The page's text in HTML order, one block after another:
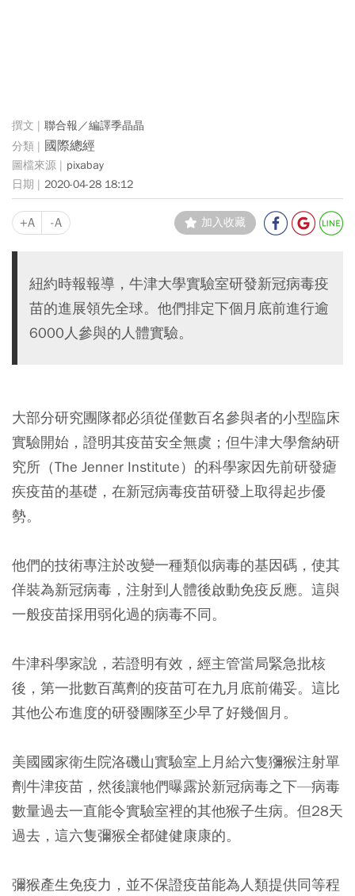
聯合報／編譯季晶晶
國際總經
pixabay
2020-04-28 18:12
+A -A 加入收藏
紐約時報報導，牛津大學實驗室研發新冠病毒疫
苗的進展領先全球。他們排定下個月底前進行逾
6000人參與的人體實驗。
大部分研究團隊都必須從僅數百名參與者的小型臨床
實驗開始，證明其疫苗安全無虞；但牛津大學詹納研
究所（The Jenner Institute）的科學家因先前研發瘧
疾疫苗的基礎，在新冠病毒疫苗研發上取得起步優
勢。
他們的技術專注於改變一種類似病毒的基因碼，使其
佯裝為新冠病毒，注射到人體後啟動免疫反應。這與
一般疫苗採用弱化過的病毒不同。
牛津科學家說，若證明有效，經主管當局緊急批核
後，第一批數百萬劑的疫苗可在九月底前備妥。這比
其他公布進度的研發團隊至少早了好幾個月。
美國國家衛生院洛磯山實驗室上月給六隻獼猴注射單
劑牛津疫苗，然後讓牠們曝露於新冠病毒之下—病毒
數量過去一直能令實驗室裡的其他猴子生病。但28天
過去，這六隻彌猴全都健健康康的。
彌猴產生免疫力，並不保證疫苗能為人類提供同等程